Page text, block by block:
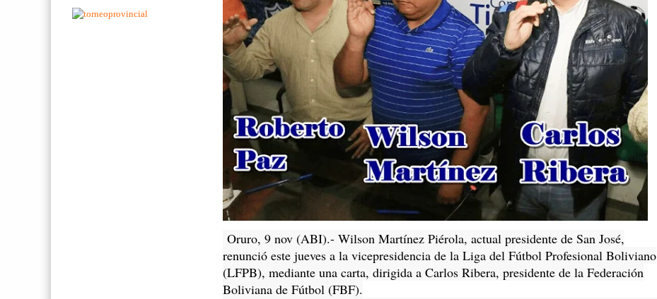
Oruro, 9 nov (ABI).- Wilson Martínez Piérola, actual presidente de San José,
renunció este jueves a la vicepresidencia de la Liga del Fútbol Profesional Boliviano
(LFPB), mediante una carta, dirigida a Carlos Ribera, presidente de la Federación
Boliviana de Fútbol (FBF).